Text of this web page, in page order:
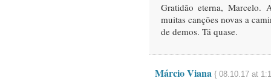
Gratidão eterna, Marcelo.
muitas canções novas a
de demos. Tá quase.
Márcio Viana { 08.10.17 at